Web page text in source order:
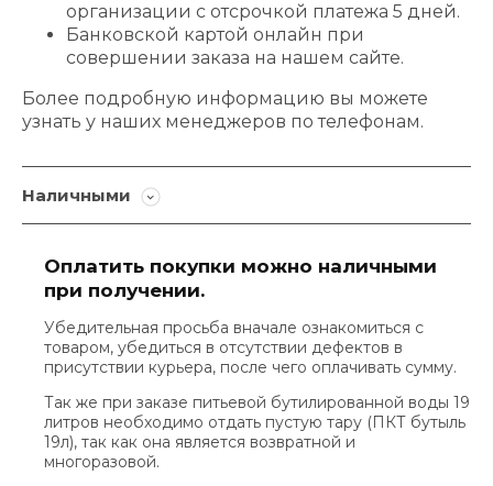
организации с отсрочкой платежа 5 дней.
Банковской картой онлайн при
совершении заказа на нашем сайте.
Более подробную информацию вы можете
узнать у наших менеджеров по телефонам.
Наличными
Оплатить покупки можно наличными
при получении.
Убедительная просьба вначале ознакомиться с
товаром, убедиться в отсутствии дефектов в
присутствии курьера, после чего оплачивать сумму.
Так же при заказе питьевой бутилированной воды 19
литров необходимо отдать пустую тару (ПКТ бутыль
19л), так как она является возвратной и
многоразовой.